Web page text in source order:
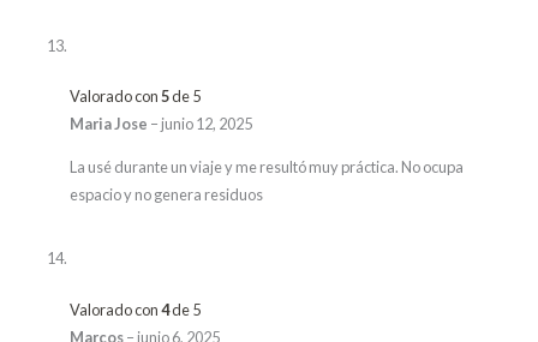
Valorado con5de 5
Maria Jose – junio 12, 2025
La usé durante un viaje y me resultó muy práctica. No ocupa
espacio y no genera residuos
Valorado con4de 5
Marcos– junio 6, 2025